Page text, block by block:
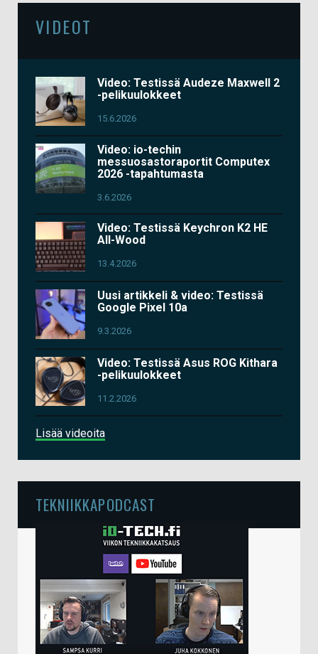
VIDEOT
Video: Testissä Audeze Maxwell 2
-pelikuulokkeet
15.6.2026
Video: io-techin
messuosastoraportit Computex
2026 -tapahtumasta
3.6.2026
Video: Testissä Keychron K2 HE
All-Wood
13.4.2026
Uusi artikkeli & video: Testissä
Google Pixel 10a
9.3.2026
Video: Testissä Asus ROG Kithara
-pelikuulokkeet
11.2.2026
Lisää videoita
TEKNIIKKAPODCAST